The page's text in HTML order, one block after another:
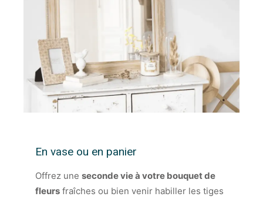
En vase ou en panier
Offrez une seconde vie à votre bouquet de
fleurs fraîches ou bien venir habiller les tiges